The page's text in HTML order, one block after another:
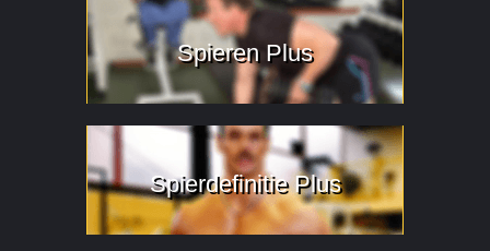
Spieren Plus
Spierdefinitie Plus